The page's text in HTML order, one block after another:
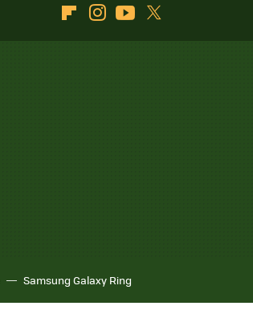
FlipboardInstagramYoutube
Samsung Galaxy Ring